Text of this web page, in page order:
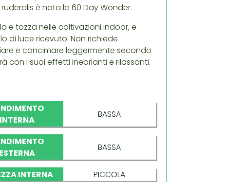
è nata la 60 Day Wonder.
e tozza nelle coltivazioni indoor, e
di luce ricevuto. Non richiede
e concimare leggermente secondo
con i suoi effetti inebrianti e rilassanti.
INTERNA
BASSA
ESTERNA
BASSA
INTERNA
PICCOLA